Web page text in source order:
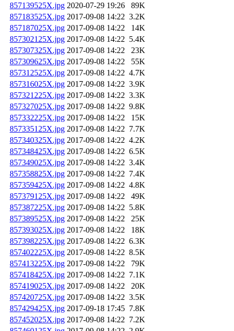
857139525X.jpg 2020-07-29 19:26
89K
857183525X.jpg 2017-09-08 14:22 3.2K
857187025X.jpg 2017-09-08 14:22
14K
857302125X.jpg 2017-09-08 14:22 5.4K
857307325X.jpg 2017-09-08 14:22
23K
857309625X.jpg 2017-09-08 14:22
55K
857312525X.jpg 2017-09-08 14:22 4.7K
857316025X.jpg 2017-09-08 14:22 3.9K
857321225X.jpg 2017-09-08 14:22 3.3K
857327025X.jpg 2017-09-08 14:22 9.8K
857332225X.jpg 2017-09-08 14:22
15K
857335125X.jpg 2017-09-08 14:22 7.7K
857340325X.jpg 2017-09-08 14:22 4.2K
857348425X.jpg 2017-09-08 14:22 6.5K
857349025X.jpg 2017-09-08 14:22 3.4K
857358825X.jpg 2017-09-08 14:22 7.4K
857359425X.jpg 2017-09-08 14:22 4.8K
857379125X.jpg 2017-09-08 14:22
49K
857387225X.jpg 2017-09-08 14:22 5.8K
857389525X.jpg 2017-09-08 14:22
25K
857393025X.jpg 2017-09-08 14:22
18K
857398225X.jpg 2017-09-08 14:22 6.3K
857402225X.jpg 2017-09-08 14:22 8.5K
857413225X.jpg 2017-09-08 14:22
79K
857418425X.jpg 2017-09-08 14:22 7.1K
857419025X.jpg 2017-09-08 14:22
20K
857420725X.jpg 2017-09-08 14:22 3.5K
857429425X.jpg 2017-09-18 17:45 7.8K
857452025X.jpg 2017-09-08 14:22 7.2K